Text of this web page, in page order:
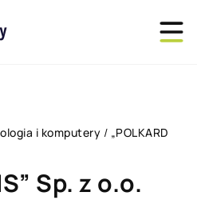
i komputery / „POLKARD
Sp. z o.o.